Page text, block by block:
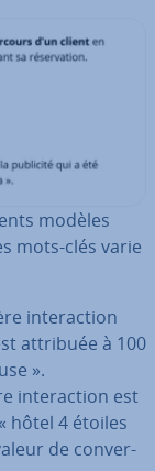
modèles
mots-clés varie
in­te­rac­tion
attribuée à 100
».
in­te­rac­tion est
hôtel 4 étoiles
de con­ver­